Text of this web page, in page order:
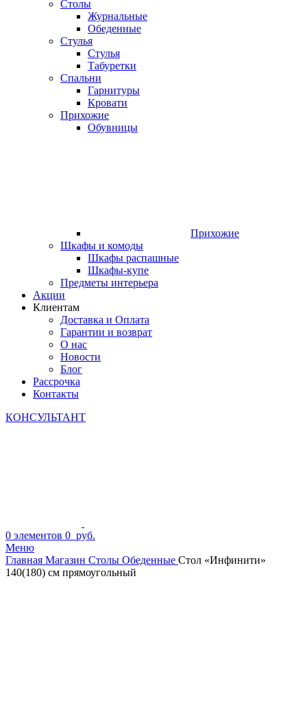
Столы
Журнальные
Обеденные
Стулья
Стулья
Табуретки
Спальни
Гарнитуры
Кровати
Прихожие
Обувницы
Прихожие
Шкафы и комоды
Шкафы распашные
Шкафы-купе
Предметы интерьера
Акции
Клиентам
Доставка и Оплата
Гарантии и возврат
О нас
Новости
Блог
Рассрочка
Контакты
КОНСУЛЬТАНТ
0 элементов 0 руб.
Меню
Главная Магазин Столы Обеденные Стол «Инфинити»
140(180) см прямоугольный